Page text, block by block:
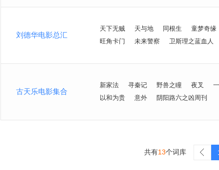
刘德华电影总汇
天下无贼 天与地 同根生
童梦奇缘
旺角卡门
未来警察 卫斯理之蓝血人
古天乐电影集合
新家法 寻秦记 野兽之瞳 夜叉
以和为贵
意外 阴阳路六之凶周刊
共有13个词库